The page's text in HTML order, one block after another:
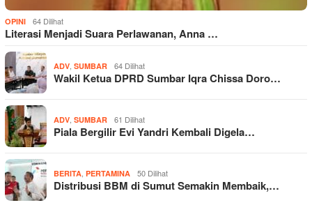
OPINI 64 Dilihat
Literasi Menjadi Suara Perlawanan, Anna …
ADV SUMBAR 64 Dilihat
Wakil Ketua DPRD Sumbar Iqra Chissa Doro…
ADV SUMBAR 61 Dilihat
Piala Bergilir Evi Yandri Kembali Digela…
BERITA PERTAMINA 50 Dilihat
Distribusi BBM di Sumut Semakin Membaik,…